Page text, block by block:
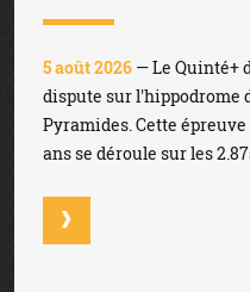
5 août 2026 — Le Quinté+
dispute sur l'hippodrome
Pyramides. Cette
ans se déroule sur les